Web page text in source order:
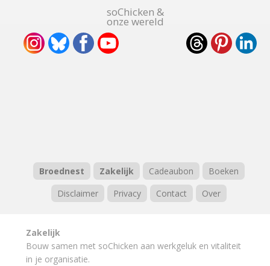
soChicken &
onze wereld
Broednest Zakelijk Cadeaubon
Boeken
Disclaimer
Privacy Contact Over
Zakelijk
Bouw samen met soChicken aan werkgeluk en vitaliteit
in je organisatie.